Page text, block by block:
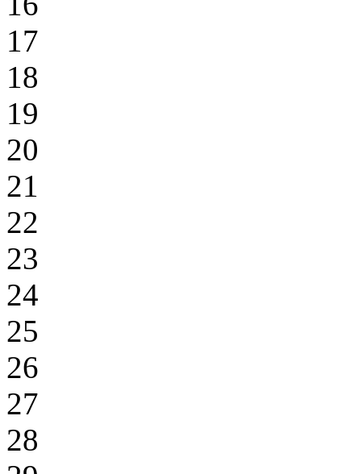
17
18
19
20
21
22
23
24
25
26
27
28